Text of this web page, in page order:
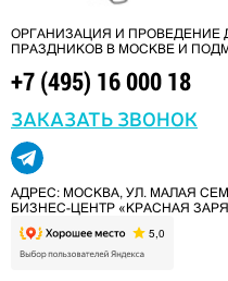
ОРГАНИЗАЦИЯ И ПРОВЕДЕНИЕ
ПРАЗДНИКОВ В МОСКВЕ И
+7 (495) 16 000 18
ЗАКАЗАТЬ ЗВОНОК
АДРЕС: МОСКВА, УЛ. МАЛАЯ
БИЗНЕС-ЦЕНТР «КРАСНАЯ